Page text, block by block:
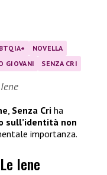
NOVELLA
GIOVANI SENZA CRI
, Senza Cri ha
sull’identità non
importanza.
Iene